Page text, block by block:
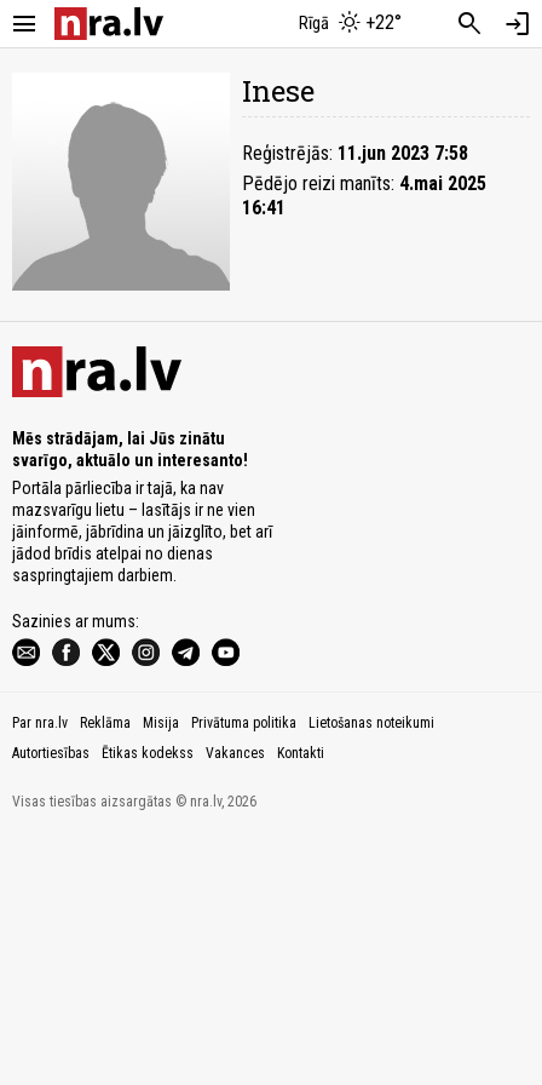
menu Rīgā +22° search login
Inese
Reģistrējās: 11.jun 2023 7:58
Pēdējo reizi manīts: 4.mai 2025
16:41
Mēs strādājam, lai Jūs zinātu
svarīgo, aktuālo un interesanto!
Portāla pārliecība ir tajā, ka nav
mazsvarīgu lietu – lasītājs ir ne vien
jāinformē, jābrīdina un jāizglīto, bet arī
jādod brīdis atelpai no dienas
saspringtajiem darbiem.
Sazinies ar mums:
Par nra.lv Reklāma Misija Privātuma politika
Lietošanas noteikumi
Autortiesības
Ētikas kodekss Vakances Kontakti
Visas tiesības aizsargātas © nra.lv, 2026